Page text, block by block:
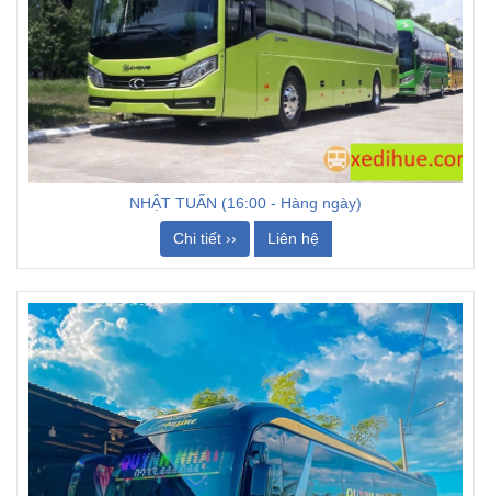
NHẬT TUẤN (16:00 - Hàng ngày)
Chi tiết ››
Liên hệ